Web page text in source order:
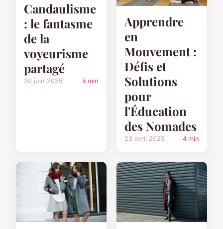
Candaulisme
: le fantasme
de la
voyeurisme
partagé
20 juin 2025 5 min
Apprendre
en
Mouvement :
Défis et
Solutions
pour
l'Éducation
des Nomades
23 avril 2025 4 min